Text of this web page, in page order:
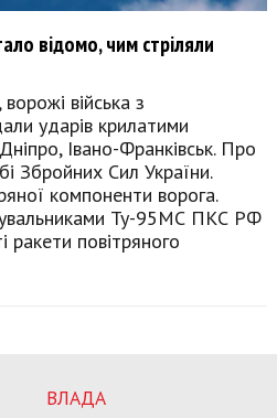
відомо, чим стріляли
війська з
ударів крилатими
Івано-Франківськ. Про
Збройних Сил України.
компоненти ворога.
Ту-95МС ПКС РФ
ракети повітряного
ВЛАДА